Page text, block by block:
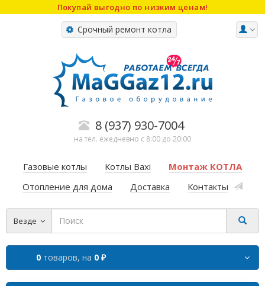
Покупай выгодно по низким ценам!
Срочный ремонт котла
8 (937) 930-7004
на тел. ежедневно с 8:00 до 20:00
Газовые котлы Котлы Baxi
Монтаж КОТЛА
Отопление для дома
Доставка Контакты
Везде
0 товаров, на 0 ₽